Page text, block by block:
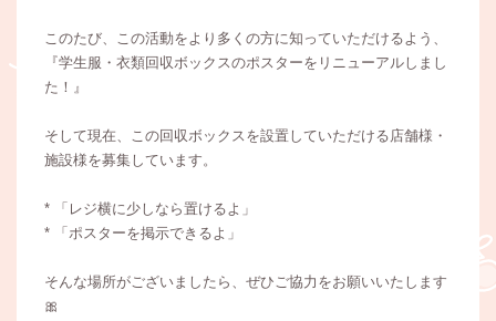
このたび、この活動をより多くの方に知っていただけるよう、
『学生服・衣類回収ボックスのポスターをリニューアルしまし
た！』
そして現在、この回収ボックスを設置していただける店舗様・
施設様を募集しています。
* 「レジ横に少しなら置けるよ」
* 「ポスターを掲示できるよ」
そんな場所がございましたら、ぜひご協力をお願いいたします
🎀